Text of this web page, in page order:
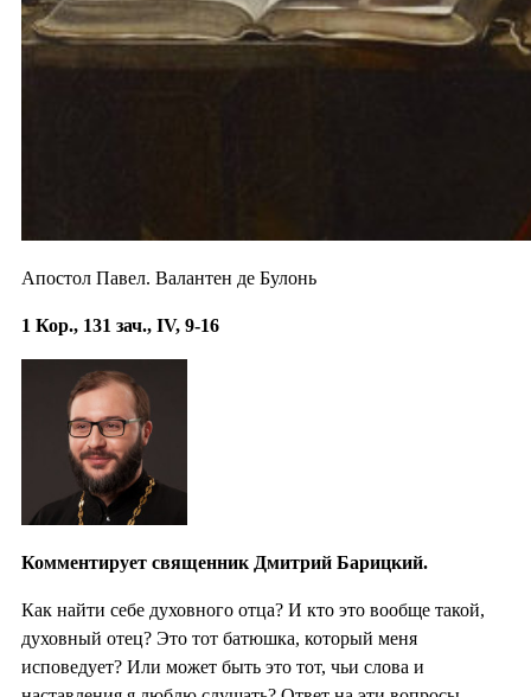
Апостол Павел. Валантен де Булонь
1 Кор., 131 зач., IV, 9-16
Комментирует священник Дмитрий Барицкий.
Как найти себе духовного отца? И кто это вообще такой,
духовный отец? Это тот батюшка, который меня
исповедует? Или может быть это тот, чьи слова и